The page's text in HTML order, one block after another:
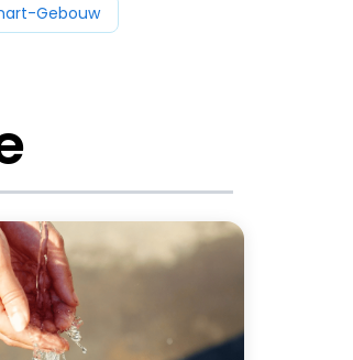
Gebouw